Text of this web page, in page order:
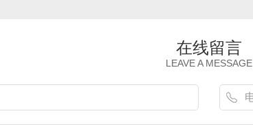
在线留言
LEAVE A MESSAGE